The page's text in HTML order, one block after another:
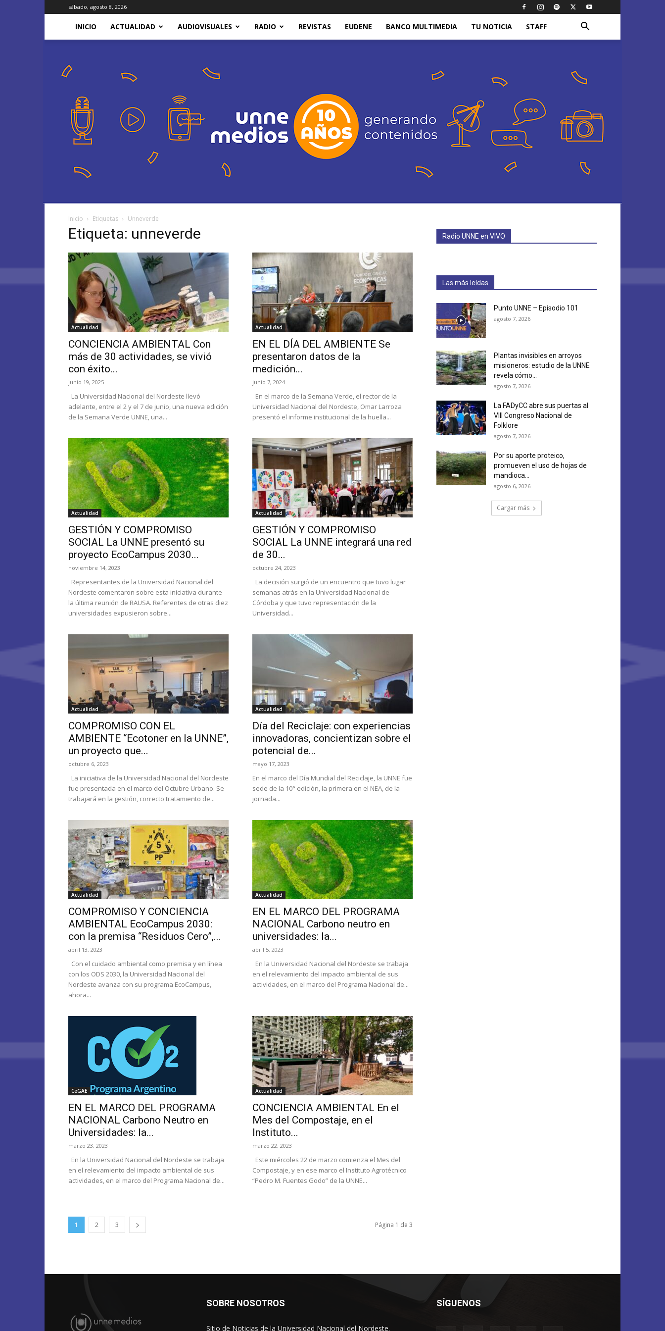
sábado, agosto 8, 2026
INICIO ACTUALIDAD AUDIOVISUALES RADIO REVISTAS EUDENE BANCO MULTIMEDIA TU NOTICIA STAFF
Unne
Inicio Etiquetas Unneverde
Etiqueta: unneverde
Actualidad
CONCIENCIA AMBIENTAL Con
más de 30 actividades, se vivió
con éxito...
junio 19, 2025
La Universidad Nacional del Nordeste llevó
adelante, entre el 2 y el 7 de junio, una nueva edición
de la Semana Verde UNNE, una...
Actualidad
EN EL DÍA DEL AMBIENTE Se
presentaron datos de la
medición...
junio 7, 2024
En el marco de la Semana Verde, el rector de la
Universidad Nacional del Nordeste, Omar Larroza
presentó el informe institucional de la huella...
Actualidad
GESTIÓN Y COMPROMISO
SOCIAL La UNNE presentó su
proyecto EcoCampus 2030...
noviembre 14, 2023
Representantes de la Universidad Nacional del
Nordeste comentaron sobre esta iniciativa durante
la última reunión de RAUSA. Referentes de otras diez
universidades expusieron sobre...
Actualidad
GESTIÓN Y COMPROMISO
SOCIAL La UNNE integrará una red
de 30...
octubre 24, 2023
La decisión surgió de un encuentro que tuvo lugar
semanas atrás en la Universidad Nacional de
Córdoba y que tuvo representación de la
Universidad...
Actualidad
COMPROMISO CON EL
AMBIENTE “Ecotoner en la UNNE”,
un proyecto que...
octubre 6, 2023
La iniciativa de la Universidad Nacional del Nordeste
fue presentada en el marco del Octubre Urbano. Se
trabajará en la gestión, correcto tratamiento de...
Actualidad
Día del Reciclaje: con experiencias
innovadoras, concientizan sobre el
potencial de...
mayo 17, 2023
En el marco del Día Mundial del Reciclaje, la UNNE fue
sede de la 10° edición, la primera en el NEA, de la
jornada...
Actualidad
COMPROMISO Y CONCIENCIA
AMBIENTAL EcoCampus 2030:
con la premisa “Residuos Cero”,...
abril 13, 2023
Con el cuidado ambiental como premisa y en línea
con los ODS 2030, la Universidad Nacional del
Nordeste avanza con su programa EcoCampus,
ahora...
Actualidad
EN EL MARCO DEL PROGRAMA
NACIONAL Carbono neutro en
universidades: la...
abril 5, 2023
En la Universidad Nacional del Nordeste se trabaja
en el relevamiento del impacto ambiental de sus
actividades, en el marco del Programa Nacional de...
CeGAE
EN EL MARCO DEL PROGRAMA
NACIONAL Carbono Neutro en
Universidades: la...
marzo 23, 2023
En la Universidad Nacional del Nordeste se trabaja
en el relevamiento del impacto ambiental de sus
actividades, en el marco del Programa Nacional de...
Actualidad
CONCIENCIA AMBIENTAL En el
Mes del Compostaje, en el
Instituto...
marzo 22, 2023
Este miércoles 22 de marzo comienza el Mes del
Compostaje, y en ese marco el Instituto Agrotécnico
“Pedro M. Fuentes Godo” de la UNNE...
1 2 3 Página 1 de 3
Radio UNNE en VIVO
Las más leídas
Punto UNNE – Episodio 101
agosto 7, 2026
Plantas invisibles en arroyos
misioneros: estudio de la UNNE
revela cómo...
agosto 7, 2026
La FADyCC abre sus puertas al
VIII Congreso Nacional de
Folklore
agosto 7, 2026
Por su aporte proteico,
promueven el uso de hojas de
mandioca...
agosto 6, 2026
Cargar más
SOBRE NOSOTROS
Sitio de Noticias de la Universidad Nacional del Nordeste.
SÍGUENOS